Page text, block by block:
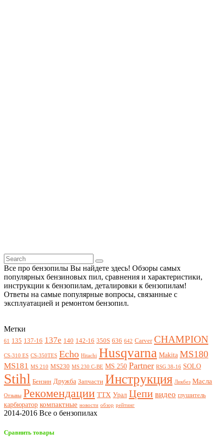
Все про бензопилы Вы найдете здесь! Обзоры самых
популярных бензиновых пил, сравнения и характеристики,
инструкции к бензопилам, деталировки к бензопилам!
Ответы на самые популярные вопросы, связанные с
эксплуатацией и ремонтом бензопил.
Метки
61 135 137-16 137e 140 142-16 350S 636 642 Carver CHAMPION
CS-310 ES CS-350TES Echo Hitachi Husqvarna Makita MS180
MS181 MS 210 MS230 MS 230 C-BE MS 250 Partner RSG 38-16 SOLO
Stihl Бензин Дружба Запчасти Инструкция Ликбез Масла
Отзывы Рекомендации ТТХ Урал Цепи видео глушитель
карбюратор компактные новости обзор рейтинг
2014-2016 Все о бензопилах
Сравнить товары